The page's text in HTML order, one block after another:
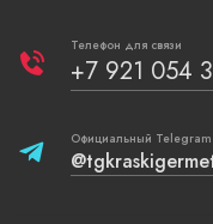
Телефон для связи
+7 921 054
Официальный